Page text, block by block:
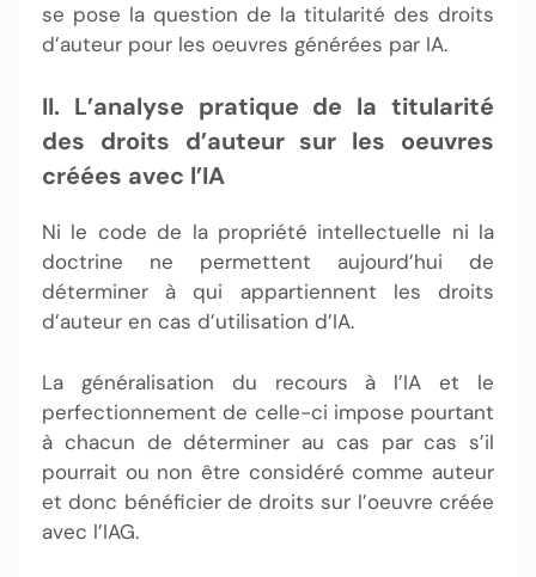
se pose la question de la titularité des droits
d’auteur pour les oeuvres générées par IA.
II. L’analyse pratique de la titularité
des droits d’auteur sur les oeuvres
créées avec l’IA
Ni le code de la propriété intellectuelle ni la
doctrine ne permettent aujourd’hui de
déterminer à qui appartiennent les droits
d’auteur en cas d’utilisation d’IA.
La généralisation du recours à l’IA et le
perfectionnement de celle-ci impose pourtant
à chacun de déterminer au cas par cas s’il
pourrait ou non être considéré comme auteur
et donc bénéficier de droits sur l’oeuvre créée
avec l’IAG.